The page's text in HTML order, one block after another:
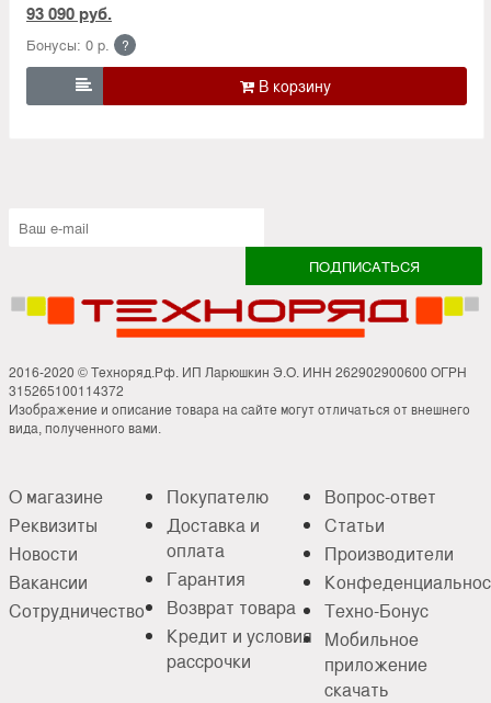
93 090 руб.
Бонусы: 0 р. ?

2016-2020 © Техноряд.Рф. ИП Ларюшкин Э.О. ИНН 262902900600 ОГРН
315265100114372
Изображение и описание товара на сайте могут отличаться от внешнего
вида, полученного вами.
О магазине
Реквизиты
Новости
Вакансии
Сотрудничество
Покупателю
Доставка и
оплата
Гарантия
Возврат товара
Кредит и условия
рассрочки
Вопрос-ответ
Статьи
Производители
Техно-Бонус
Мобильное
приложение
скачать